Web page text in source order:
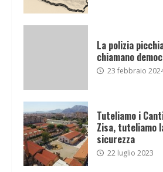
La polizia
chiamano
23 febbraio
Tuteliamo i
Zisa, tuteliamo
sicurezza
22 luglio 2023